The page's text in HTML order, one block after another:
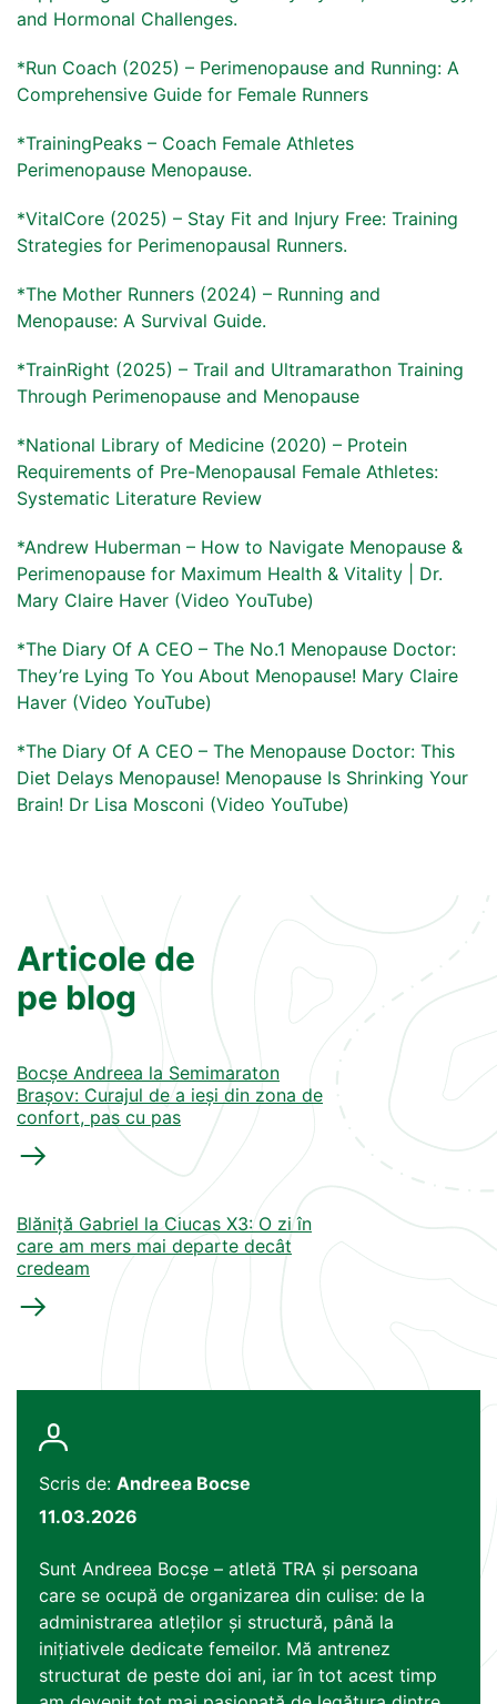
and Hormonal Challenges.
*Run Coach (2025) – Perimenopause and Running: A
Comprehensive Guide for Female Runners
*TrainingPeaks – Coach Female Athletes
Perimenopause Menopause.
*VitalCore (2025) – Stay Fit and Injury Free: Training
Strategies for Perimenopausal Runners.
*The Mother Runners (2024) – Running and
Menopause: A Survival Guide.
*TrainRight (2025) – Trail and Ultramarathon Training
Through Perimenopause and Menopause
*National Library of Medicine (2020) – Protein
Requirements of Pre-Menopausal Female Athletes:
Systematic Literature Review
*Andrew Huberman – How to Navigate Menopause &
Perimenopause for Maximum Health & Vitality | Dr.
Mary Claire Haver (Video YouTube)
*The Diary Of A CEO – The No.1 Menopause Doctor:
They’re Lying To You About Menopause! Mary Claire
Haver (Video YouTube)
*The Diary Of A CEO – The Menopause Doctor: This
Diet Delays Menopause! Menopause Is Shrinking Your
Brain! Dr Lisa Mosconi (Video YouTube)
Articole de
pe blog
Bocșe Andreea la Semimaraton
Brașov: Curajul de a ieși din zona de
confort, pas cu pas
Blăniță Gabriel la Ciucas X3: O zi în
care am mers mai departe decât
credeam
Scris de: Andreea Bocse
11.03.2026
Sunt Andreea Bocșe – atletă TRA și persoana
care se ocupă de organizarea din culise: de la
administrarea atleților și structură, până la
inițiativele dedicate femeilor. Mă antrenez
structurat de peste doi ani, iar în tot acest timp